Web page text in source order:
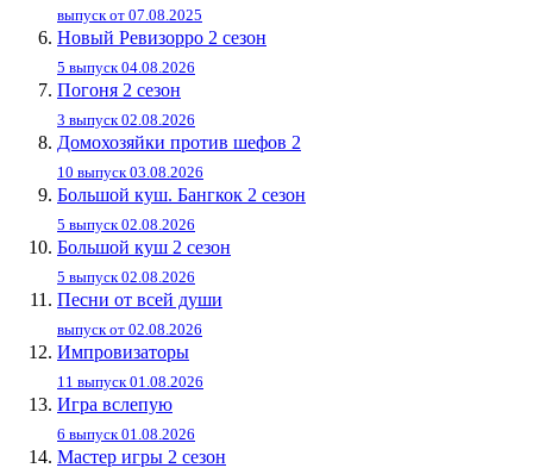
выпуск от 07.08.2025
Новый Ревизорро 2 сезон
5 выпуск 04.08.2026
Погоня 2 сезон
3 выпуск 02.08.2026
Домохозяйки против шефов 2
10 выпуск 03.08.2026
Большой куш. Бангкок 2 сезон
5 выпуск 02.08.2026
Большой куш 2 сезон
5 выпуск 02.08.2026
Песни от всей души
выпуск от 02.08.2026
Импровизаторы
11 выпуск 01.08.2026
Игра вслепую
6 выпуск 01.08.2026
Мастер игры 2 сезон